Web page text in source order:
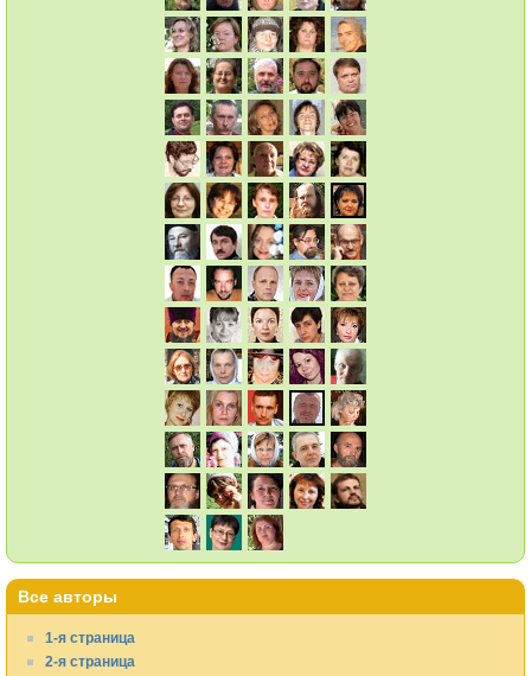
Все авторы
1-я страница
2-я страница